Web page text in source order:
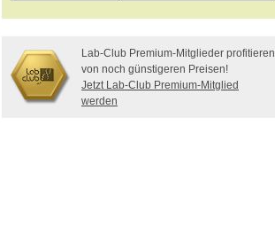
Lab-Club Premium-Mitglieder profitieren
von noch günstigeren Preisen!
Jetzt Lab-Club Premium-Mitglied
werden